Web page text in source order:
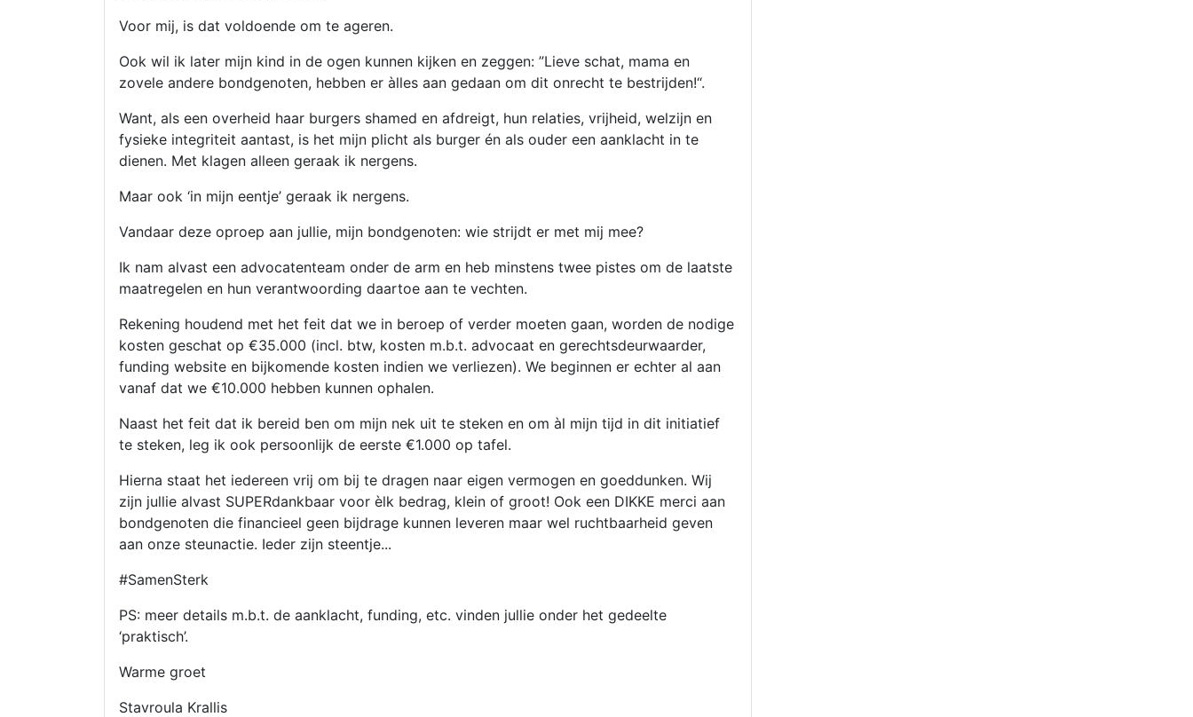
Voor mij, is dat voldoende om te ageren.
Ook wil ik later mijn kind in de ogen kunnen kijken en zeggen: ”Lieve schat, mama en
zovele andere bondgenoten, hebben er àlles aan gedaan om dit onrecht te bestrijden!“.
Want, als een overheid haar burgers shamed en afdreigt, hun relaties, vrijheid, welzijn en
fysieke integriteit aantast, is het mijn plicht als burger én als ouder een aanklacht in te
dienen. Met klagen alleen geraak ik nergens.
Maar ook ‘in mijn eentje’ geraak ik nergens.
Vandaar deze oproep aan jullie, mijn bondgenoten: wie strijdt er met mij mee?
Ik nam alvast een advocatenteam onder de arm en heb minstens twee pistes om de laatste
maatregelen en hun verantwoording daartoe aan te vechten.
Rekening houdend met het feit dat we in beroep of verder moeten gaan, worden de nodige
kosten geschat op €35.000 (incl. btw, kosten m.b.t. advocaat en gerechtsdeurwaarder,
funding website en bijkomende kosten indien we verliezen). We beginnen er echter al aan
vanaf dat we €10.000 hebben kunnen ophalen.
Naast het feit dat ik bereid ben om mijn nek uit te steken en om àl mijn tijd in dit initiatief
te steken, leg ik ook persoonlijk de eerste €1.000 op tafel.
Hierna staat het iedereen vrij om bij te dragen naar eigen vermogen en goeddunken. Wij
zijn jullie alvast SUPERdankbaar voor èlk bedrag, klein of groot! Ook een DIKKE merci aan
bondgenoten die financieel geen bijdrage kunnen leveren maar wel ruchtbaarheid geven
aan onze steunactie. Ieder zijn steentje...
#SamenSterk
PS: meer details m.b.t. de aanklacht, funding, etc. vinden jullie onder het gedeelte
‘praktisch’.
Warme groet
Stavroula Krallis